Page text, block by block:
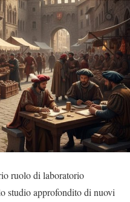
ruolo di laboratorio
studio approfondito di nuovi